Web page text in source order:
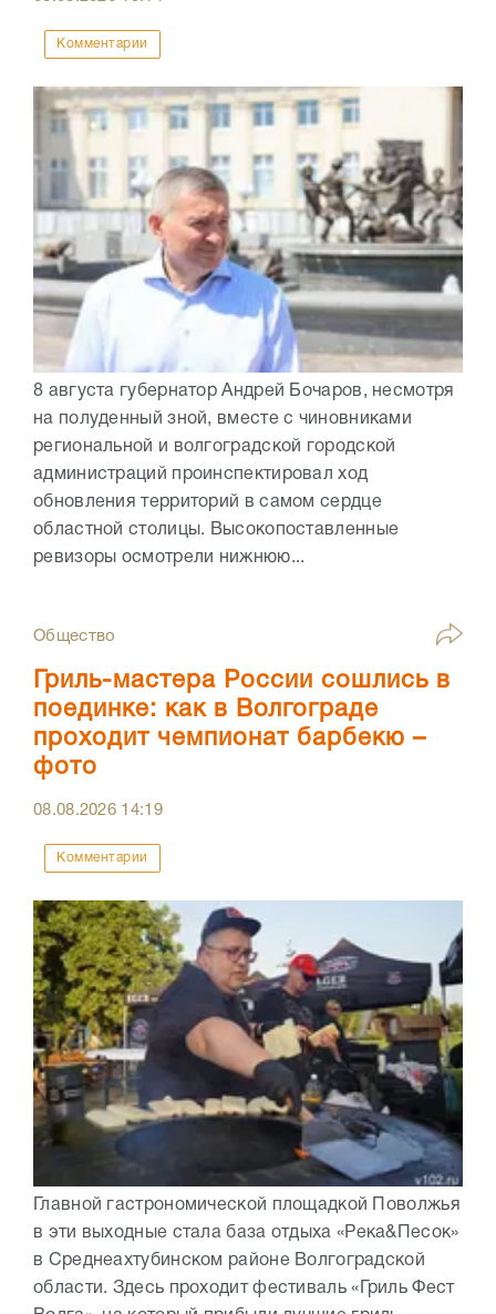
Комментарии
8 августа губернатор Андрей Бочаров, несмотря
на полуденный зной, вместе с чиновниками
региональной и волгоградской городской
администраций проинспектировал ход
обновления территорий в самом сердце
областной столицы. Высокопоставленные
ревизоры осмотрели нижнюю...
Общество
Гриль-мастера России сошлись в
поединке: как в Волгограде
проходит чемпионат барбекю –
фото
08.08.2026 14:19
Комментарии
Главной гастрономической площадкой Поволжья
в эти выходные стала база отдыха «Река&Песок»
в Среднеахтубинском районе Волгоградской
области. Здесь проходит фестиваль «Гриль Фест